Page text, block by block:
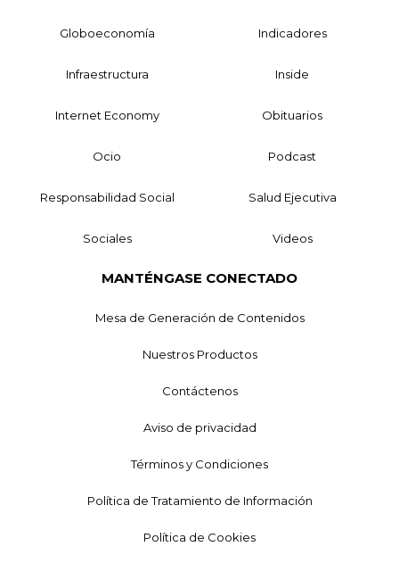
Globoeconomía Indicadores
Infraestructura Inside
Internet Economy Obituarios
Ocio Podcast
Responsabilidad Social Salud Ejecutiva
Sociales Videos
MANTÉNGASE CONECTADO
Mesa de Generación de Contenidos
Nuestros Productos
Contáctenos
Aviso de privacidad
Términos y Condiciones
Política de Tratamiento de Información
Política de Cookies